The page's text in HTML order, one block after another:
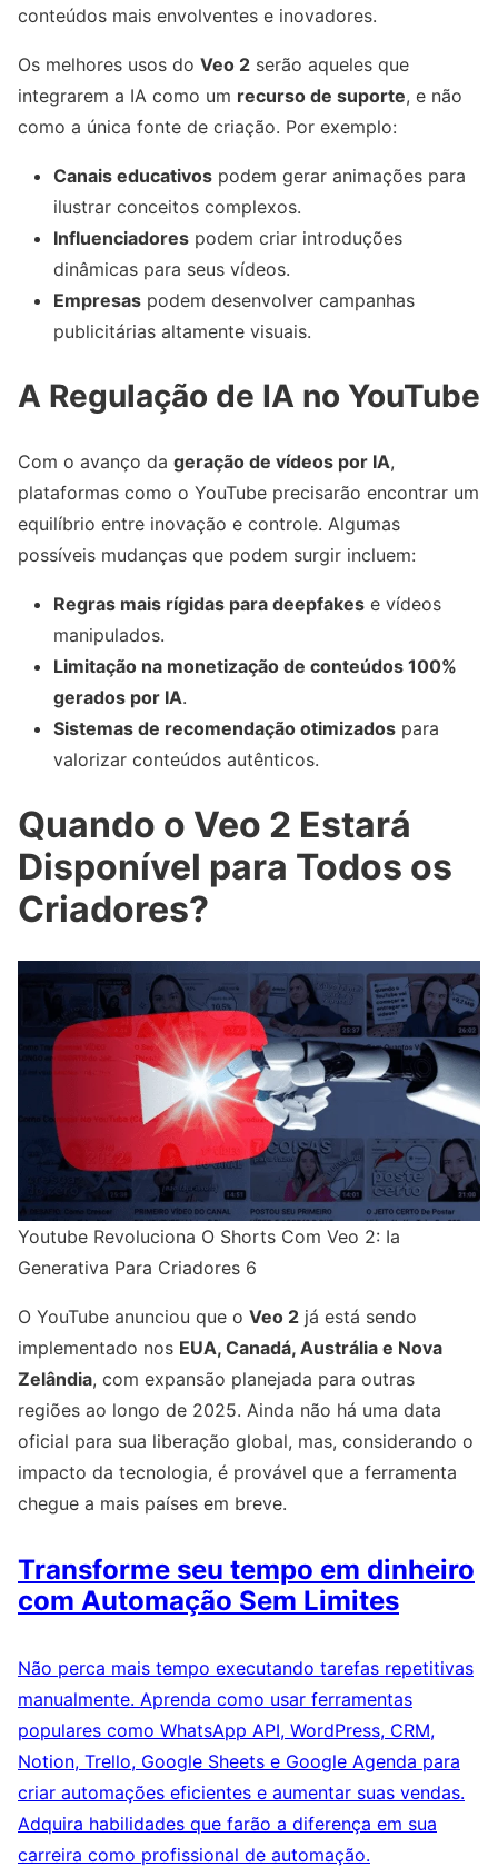
conteúdos mais envolventes e inovadores.
Os melhores usos do Veo 2 serão aqueles que
integrarem a IA como um recurso de suporte, e não
como a única fonte de criação. Por exemplo:
Canais educativos podem gerar animações para
ilustrar conceitos complexos.
Influenciadores podem criar introduções
dinâmicas para seus vídeos.
Empresas podem desenvolver campanhas
publicitárias altamente visuais.
A Regulação de IA no YouTube
Com o avanço da geração de vídeos por IA,
plataformas como o YouTube precisarão encontrar um
equilíbrio entre inovação e controle. Algumas
possíveis mudanças que podem surgir incluem:
Regras mais rígidas para deepfakes e vídeos
manipulados.
Limitação na monetização de conteúdos 100%
gerados por IA.
Sistemas de recomendação otimizados para
valorizar conteúdos autênticos.
Quando o Veo 2 Estará
Disponível para Todos os
Criadores?
Youtube Revoluciona O Shorts Com Veo 2: Ia
Generativa Para Criadores 6
O YouTube anunciou que o Veo 2 já está sendo
implementado nos EUA, Canadá, Austrália e Nova
Zelândia, com expansão planejada para outras
regiões ao longo de 2025. Ainda não há uma data
oficial para sua liberação global, mas, considerando o
impacto da tecnologia, é provável que a ferramenta
chegue a mais países em breve.
Transforme seu tempo em dinheiro
com Automação Sem Limites
Não perca mais tempo executando tarefas repetitivas
manualmente. Aprenda como usar ferramentas
populares como WhatsApp API, WordPress, CRM,
Notion, Trello, Google Sheets e Google Agenda para
criar automações eficientes e aumentar suas vendas.
Adquira habilidades que farão a diferença em sua
carreira como profissional de automação.